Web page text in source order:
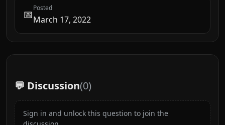
📅Posted
March 17, 2022
💬 Discussion(0)
Sign in and unlock this question to join the